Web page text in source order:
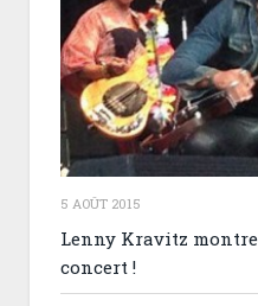
5 AOÛT 2015
Lenny Kravitz
concert !